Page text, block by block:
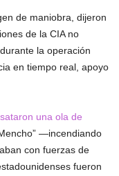
de maniobra, dijeron
de la CIA no
la operación
en tiempo real, apoyo
una ola de
—incendiando
con fuerzas de
fueron